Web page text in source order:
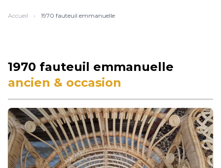
Accueil › 1970 fauteuil emmanuelle
1970 fauteuil emmanuelle
ancien & occasion